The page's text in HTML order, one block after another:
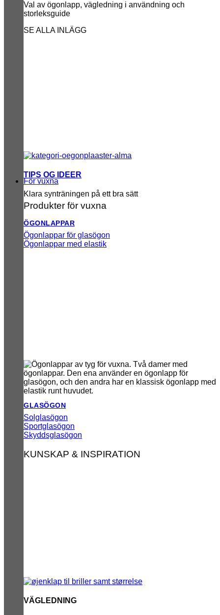
Val av ögonlapp, vägledning i användning och
storleksguide
SE ALLA INLÄGG
TIPS OG IDEER
Klara synträningen på ett bra sätt
För vuxna
Produkter för vuxna
ÖGONLAPPAR
Ögonlappar för glasögon
Ögonlappar med elastik
GLASÖGON
Solglasögon
Sportglasögon
Skyddsglasögon
KUNSKAP & INSPIRATION
VÄGLEDNING